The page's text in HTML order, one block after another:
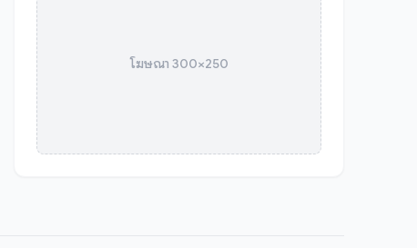
โฆษณา 300×250